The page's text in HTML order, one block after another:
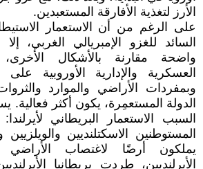
الأرز لتغذية الأفارقة المستعبدين.
على الرغم من أن الاستعمار
السائد للغزو الإمبريالي الغربي،
واضحة مقارنة بالأشكال
العسكرية والإدارية الأوروبية على
وبمفردات الأراضي والموارد
الدولة المستعمِرة، يكون أكثر فعالية.
السبب الاستعمار البريطاني
المستوطنين الاسكتلنديين والويلزيين
يملكون أرضًا لاغتصاب الأراضي
الأيرلنديين، طردت بريطانيا